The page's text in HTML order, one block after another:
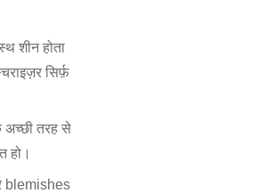
शीन होता
सिर्फ़
अच्छी तरह से
हो।
blemishes